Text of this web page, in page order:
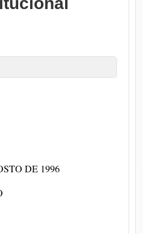
DE 1996